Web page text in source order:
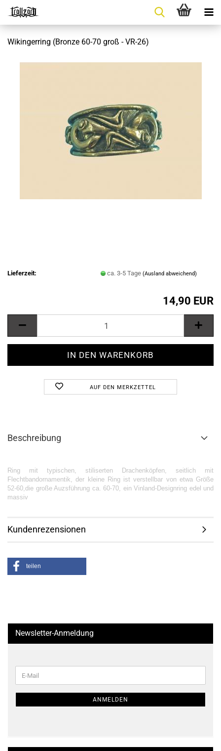
Wikingerring (Bronze 60-70 groß - VR-26)
Lieferzeit: ca. 3-5 Tage(Ausland abweichend)
14,90 EUR
AUF DEN MERKZETTEL
Beschreibung
Ring mit typischen, stiliserten Drachenköpfen, seitlich mit
Flechtbandornamentik, der kleine Ring ist verstellbar von etwa Größe
52-60,die große Auzsführung ca. 60-70, ein Vinland-Designring edel und
massiv
Kundenrezensionen
teilen
Newsletter-Anmeldung
ZUR
E-
Mail
ANMELDEN